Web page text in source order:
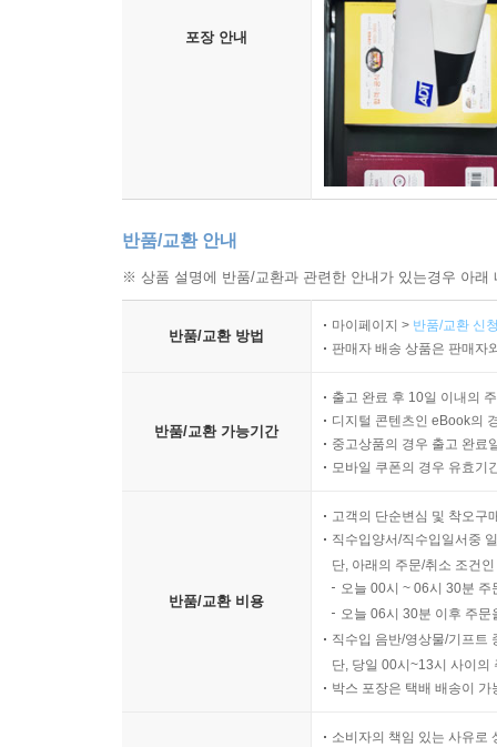
포장 안내
반품/교환 안내
※ 상품 설명에 반품/교환과 관련한 안내가 있는경우 아
반품/교환 방법
마이페이지 > 반품/교환 신
판매자 배송 상품은 판매자
반품/교환 가능기간
출고 완료 후 10일 이내의
디지털 콘텐츠인 eBook의
중고상품의 경우 출고 완료
모바일 쿠폰의 경우 유효기
반품/교환 비용
고객의 단순변심 및 착오구
직수입양서/직수입일서중
단, 아래의 주문/취소 조건
오늘 00시 ~ 06시 30분
오늘 06시 30분 이후 주
직수입 음반/영상물/기프트
단, 당일 00시~13시 사이의
박스 포장은 택배 배송이
소비자의 책임 있는 사유로